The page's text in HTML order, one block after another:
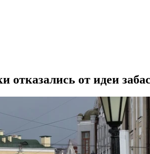
от идеи